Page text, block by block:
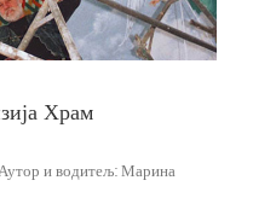
Храм
и водитељ: Марина